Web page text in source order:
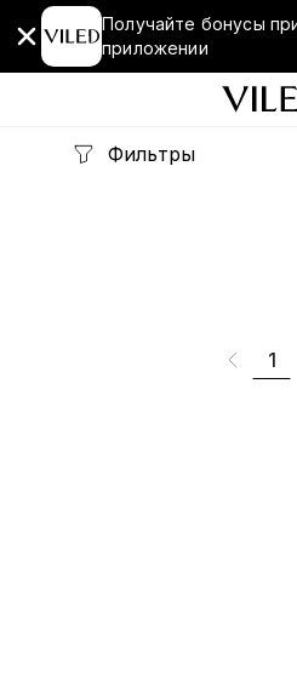
Получайте бонусы
приложении
Фильтры
1